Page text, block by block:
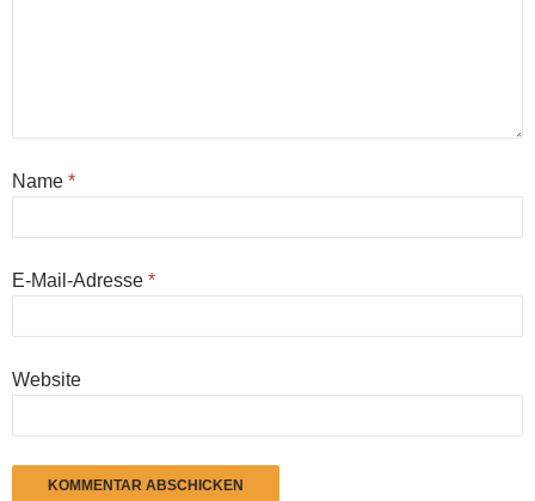
Name *
E-Mail-Adresse *
Website